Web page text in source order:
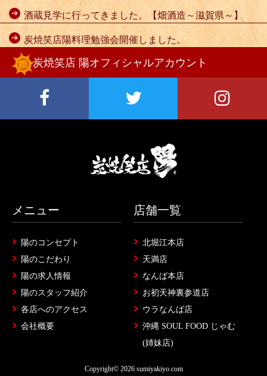
酒蔵見学に行ってきました。【畑酒造～滋賀県～】
炭焼笑店陽料理勉強会開催しました。
炭焼笑店 陽オフィシャルアカウント
メニュー
陽のコンセプト
陽のこだわり
陽の求人情報
陽のスタッフ紹介
各店へのアクセス
会社概要
店舗一覧
北堀江本店
天満店
なんば本店
お初天神裏参道店
ウラなんば店
沖縄 SOUL FOOD じゃむ
(姉妹店)
Copyright© 2026 sumiyakiyo.com